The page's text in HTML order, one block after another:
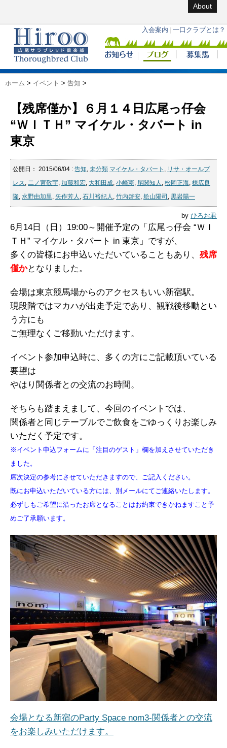
About
ホーム > イベント > 告知 >
【残席僅か】６月１４日広尾っ仔会
“ＷＩＴＨ” マイケル・タバート in
東京
公開日： 2015/06/04 : 告知, 未分類 マイケル・タバート , リサ・オールプ
レス, 二ノ宮敬宇, 加藤和宏, 大和田成, 小崎憲, 尾関知人 , 松岡正海, 棟広良
隆, 水野由加里, 矢作芳人 , 石川裕紀人 , 竹内啓安, 舩山陽司 , 黒岩陽一
by ひろお君
6月14日（日）19:00～開催予定の「広尾っ仔会 “ＷＩ
ＴＨ” マイケル・タバート in 東京」ですが、
多くの皆様にお申込いただいていることもあり、 残席
僅かとなりました。
会場は東京競馬場からのアクセスもいい新宿駅。
現段階ではマカハが出走予定であり、観戦後移動とい
う方にも
ご無理なくご移動いただけます。
イベント参加申込時に、多くの方にご記載頂いている
要望は
やはり関係者との交流のお時間。
そちらも踏まえまして、今回のイベントでは、
関係者と同じテーブルでご飲食をごゆっくりお楽しみ
いただく予定です。
※イベント申込フォームに「注目のゲスト」欄を加えさせていただき
ました。
席次決定の参考にさせていただきますので、ご記入ください。
既にお申込いただいている方には、別メールにてご連絡いたします。
必ずしもご希望に沿ったお席となることはお約束できかねますこと予
めご了承願います。
会場となる新宿のParty Space nom3-関係者との交流
をお楽しみいただけます。